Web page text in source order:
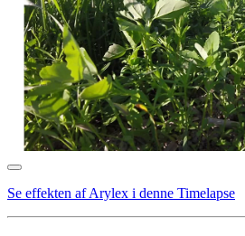
Se effekten af Arylex i denne Timelapse